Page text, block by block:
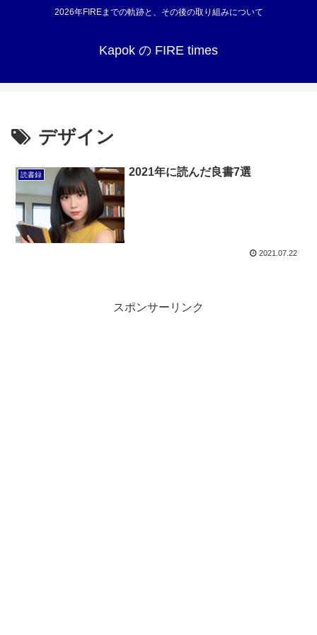
2026年FIREまでの軌跡と、その後の取り組みについて
Kapok の FIRE times
デザイン
読書録 2021年に読んだ良書7選
2021.07.22
スポンサーリンク